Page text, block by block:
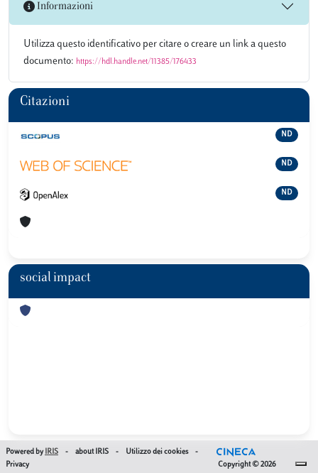
Informazioni
Utilizza questo identificativo per citare o creare un link a questo
documento: https://hdl.handle.net/11385/176433
Citazioni
ND
ND
ND
social impact
Powered by IRIS - about IRIS - Utilizzo dei cookies
-
Privacy
Copyright © 2026